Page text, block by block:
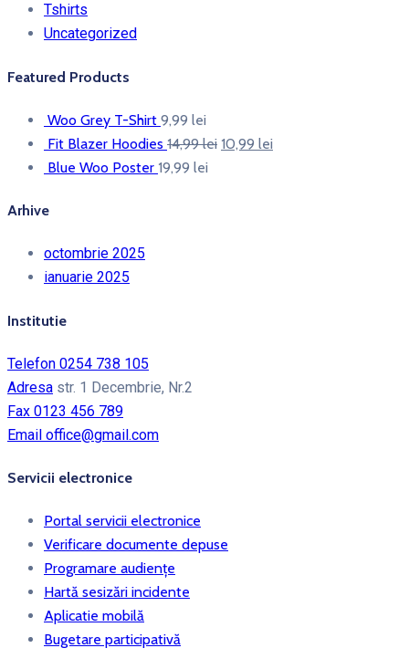
Tshirts
Uncategorized
Featured Products
Woo Grey T-Shirt 9,99 lei
Fit Blazer Hoodies 14,99lei Prețul
10,99 lei
Blue Woo Poster 19,99 lei
Arhive
octombrie 2025
ianuarie 2025
Institutie
Telefon 0254 738 105
Adresa str. 1 Decembrie, Nr.2
Fax 0123 456 789
Email office@gmail.com
Servicii electronice
Portal servicii electronice
Verificare documente depuse
Programare audiențe
Hartă sesizări incidente
Aplicatie mobilă
Bugetare participativă